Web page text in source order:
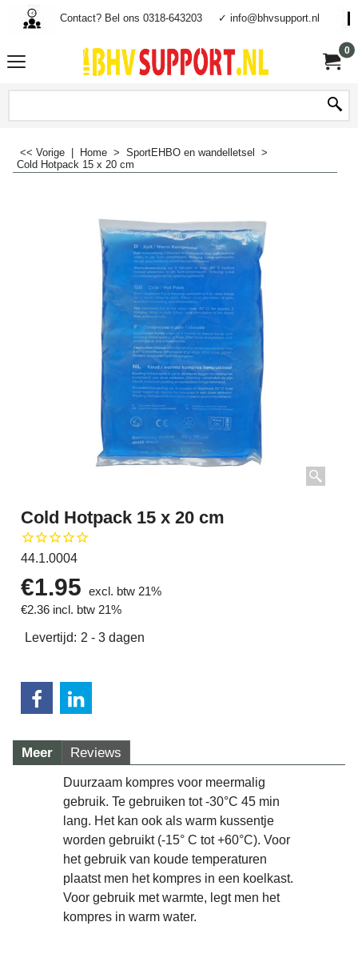
Contact? Bel ons 0318-643203 ✓ info@bhvsupport.nl
0
<< Vorige Home > SportEHBO en wandelletsel
>
Cold Hotpack 15 x 20 cm
Cold Hotpack 15 x 20 cm
44.1.0004
€1.95
excl. btw 21%
€2.36 incl. btw 21%
Levertijd: 2 - 3 dagen
Meer Reviews
Duurzaam kompres voor meermalig
gebruik. Te gebruiken tot -30°C 45 min
lang. Het kan ook als warm kussentje
worden gebruikt (-15° C tot +60°C). Voor
het gebruik van koude temperaturen
plaatst men het kompres in een koelkast.
Voor gebruik met warmte, legt men het
kompres in warm water.